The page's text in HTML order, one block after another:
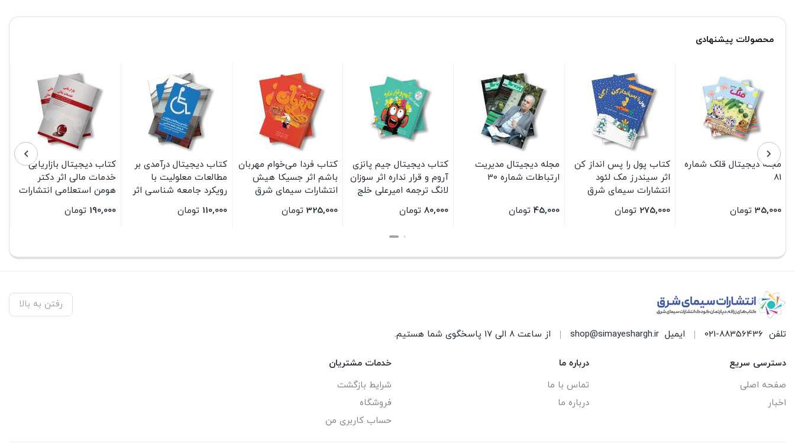
محصولات پیشنهادی
مجله دیجیتال قلک شماره
81
35,000 تومان
کتاب پول را پس انداز کن
اثر سیندرز مک لئود
انتشارات سیمای شرق
275,000 تومان
مجله دیجیتال مدیریت
ارتباطات شماره 30
45,000 تومان
کتاب دیجیتال جیم پانزی
آروم و قرار نداره اثر سوزان
لانگ ترجمه امیرعلی خلج
80,000 تومان
کتاب فردا می‌خوام مهربان
باشم اثر جسیکا هیش
انتشارات سیمای شرق
325,000 تومان
کتاب دیجیتال درآمدی بر
مطالعات معلولیت با
رویکرد جامعه شناسی اثر
سیمای شرق
110,000 تومان
کتاب دیجیتال بازاریابی
خدمات مالی اثر دکتر
هومن استعلامی انتشارات
190,000 تومان
رفتن به بالا
تلفن 021-88356436 ایمیل shop@simayeshargh.ir از ساعت 8 الی 17 پاسخگوی شما هستیم.
دسترسی سریع
صفحه اصلی
اخبار
درباره ما
تماس با ما
درباره ما
خدمات مشتریان
شرایط بازگشت
فروشگاه
حساب کاربری من